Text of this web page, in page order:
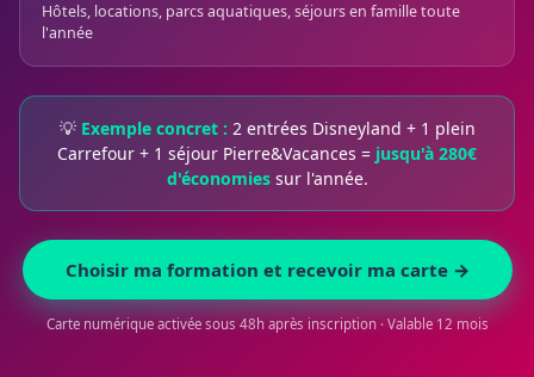
Hôtels, locations, parcs aquatiques, séjours en famille toute
l'année
💡 Exemple concret : 2 entrées Disneyland + 1 plein
Carrefour + 1 séjour Pierre&Vacances = jusqu'à 280€
d'économiessur l'année.
Choisir ma formation et recevoir ma carte →
Carte numérique activée sous 48h après inscription · Valable 12 mois